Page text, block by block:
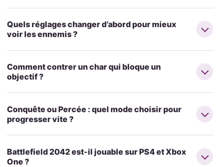
Quels réglages changer d’abord pour mieux
voir les ennemis ?
Comment contrer un char qui bloque un
objectif ?
Conquête ou Percée : quel mode choisir pour
progresser vite ?
Battlefield 2042 est-il jouable sur PS4 et Xbox
One ?